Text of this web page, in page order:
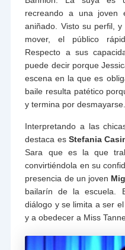
recreando a una joven
aniñado. Visto su perfil,
mover, el público
Respecto a sus
puede decir porque
escena en la que es
baile resulta patético
y termina por desmayarse.
Interpretando a las
destaca es Stefania
Sara que es la que
convirtiéndola en su
presencia de un joven
bailarín de la escuela.
diálogo y se limita a ser
y a obedecer a Miss